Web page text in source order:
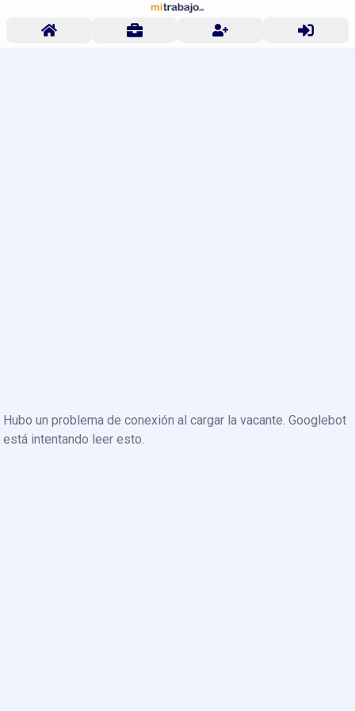
Hubo un problema de conexión al cargar la vacante. Googlebot
está intentando leer esto.